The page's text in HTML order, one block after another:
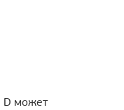
D может